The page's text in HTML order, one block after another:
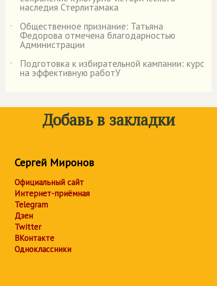
наследия Стерлитамака
˙
Общественное признание: Татьяна
Федорова отмечена благодарностью
Администрации
˙
Подготовка к избирательной кампании: курс
на эффективную работУ
Добавь в закладки
Сергей Миронов
Официальный сайт
Интернет-приёмная
Telegram
Дзен
Twitter
ВКонтакте
Одноклассники